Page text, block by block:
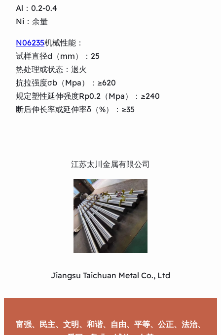
Al：0.2-0.4
Ni：余量
N06235机械性能：
试样直径d（mm）：25
热处理或状态：退火
抗拉强度σb（Mpa）：≥620
规定塑性延伸强度Rp0.2（Mpa）：≥240
断后伸长率或延伸率δ（%）：≥35
江苏太川金属有限公司
Jiangsu Taichuan Metal Co., Ltd
富强、民主、文明、和谐、自由、平等、公正、法治、